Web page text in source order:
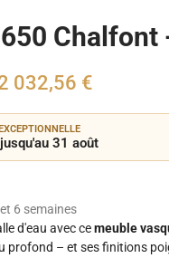
Chalfont
032,56 €
31 août
6 semaines
d'eau avec cemeuble
profond – et ses finitions